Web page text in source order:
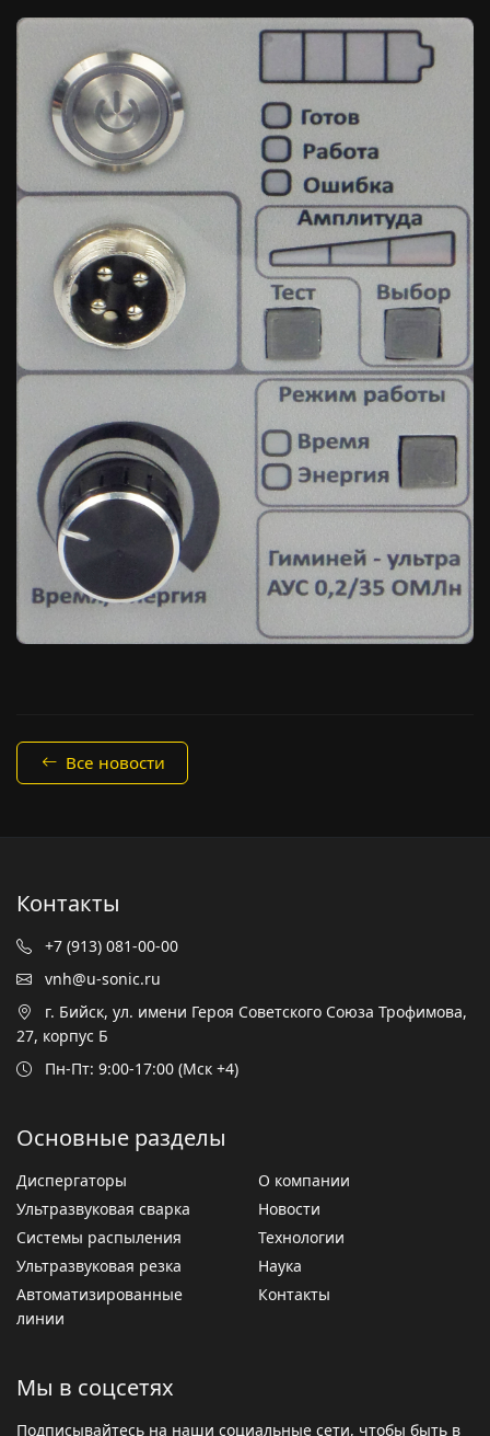
Все новости
Контакты
+7 (913) 081-00-00
vnh@u-sonic.ru
г. Бийск, ул. имени Героя Советского Союза Трофимова,
27, корпус Б
Пн-Пт: 9:00-17:00 (Мск +4)
Основные разделы
Диспергаторы
Ультразвуковая сварка
Системы распыления
Ультразвуковая резка
Автоматизированные
линии
О компании
Новости
Технологии
Наука
Контакты
Мы в соцсетях
Подписывайтесь на наши социальные сети, чтобы быть в